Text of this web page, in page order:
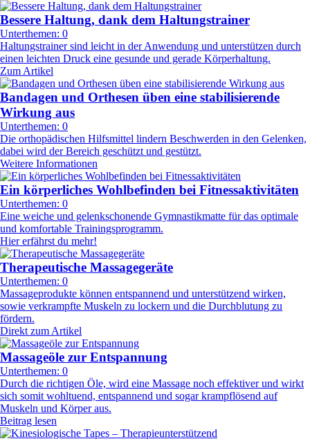
Bessere Haltung, dank dem Haltungstrainer
Unterthemen: 0
Haltungstrainer sind leicht in der Anwendung und unterstützen durch
einen leichten Druck eine gesunde und gerade Körperhaltung.
Zum Artikel
Bandagen und Orthesen üben eine stabilisierende
Wirkung aus
Unterthemen: 0
Die orthopädischen Hilfsmittel lindern Beschwerden in den Gelenken,
dabei wird der Bereich geschützt und gestützt.
Weitere Informationen
Ein körperliches Wohlbefinden bei Fitnessaktivitäten
Unterthemen: 0
Eine weiche und gelenkschonende Gymnastikmatte für das optimale
und komfortable Trainingsprogramm.
Hier erfährst du mehr!
Therapeutische Massagegeräte
Unterthemen: 0
Massageprodukte können entspannend und unterstützend wirken,
sowie verkrampfte Muskeln zu lockern und die Durchblutung zu
fördern.
Direkt zum Artikel
Massageöle zur Entspannung
Unterthemen: 0
Durch die richtigen Öle, wird eine Massage noch effektiver und wirkt
sich somit wohltuend, entspannend und sogar krampflösend auf
Muskeln und Körper aus.
Beitrag lesen